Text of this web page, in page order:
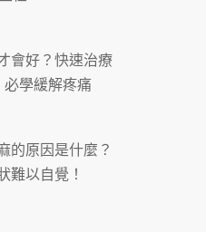
收兩例中暑病例：
院回顧發展歷程與
會好？快速治療
必學緩解疼痛
的原因是什麼？
難以自覺！